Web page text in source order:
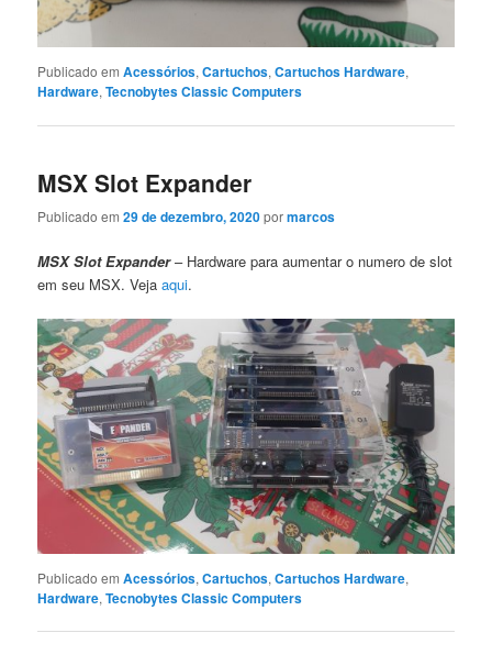
Publicado em Acessórios,Cartuchos,Cartuchos Hardware,
Hardware,Tecnobytes Classic Computers
MSX Slot Expander
Publicado em29 de dezembro, 2020pormarcos
MSX Slot Expander– Hardware para aumentar o numero de slot
em seu MSX. Vejaaqui.
Publicado em Acessórios,Cartuchos,Cartuchos Hardware,
Hardware,Tecnobytes Classic Computers